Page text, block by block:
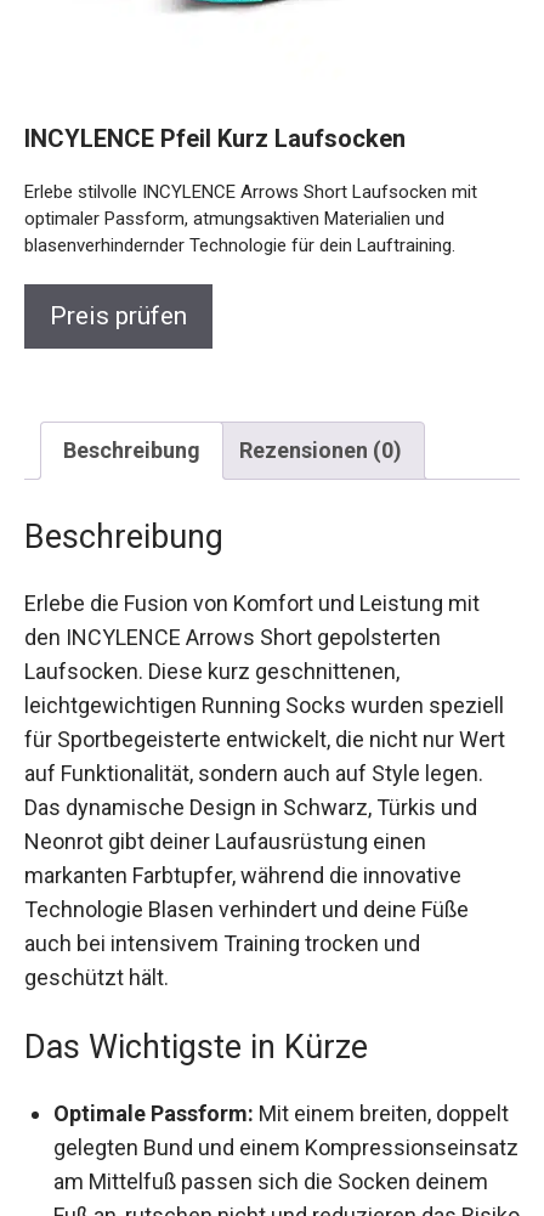
optimaler Passform, atmungsaktiven Materialien und
blasenverhindernder Technologie für dein Lauftraining.
Beschreibung Rezensionen (0)
Beschreibung
den INCYLENCE Arrows Short gepolsterten
Laufsocken. Diese kurz geschnittenen,
leichtgewichtigen Running Socks wurden
speziell für Sportbegeisterte entwickelt, die nicht
nur Wert auf Funktionalität, sondern auch auf
Style legen. Das dynamische Design in Schwarz,
Türkis und Neonrot gibt deiner Laufausrüstung
einen markanten Farbtupfer, während die
innovative Technologie Blasen verhindert und
deine Füße auch bei intensivem Training trocken
und geschützt hält.
Das Wichtigste in Kürze
doppelt gelegten Bund und einem
Kompressionseinsatz am Mittelfuß passen
sich die Socken deinem Fuß an, rutschen nicht